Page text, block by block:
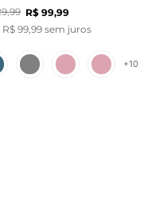
,99 R$ 99,99
R$ 99, 99sem juros
+10